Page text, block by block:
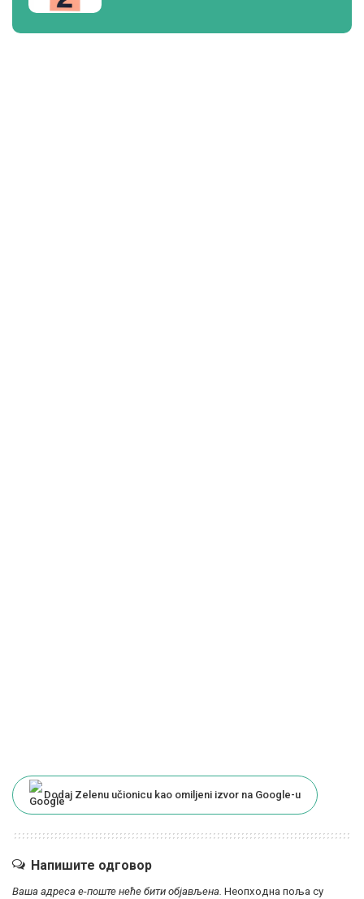
Dodaj Zelenu učionicu kao omiljeni izvor na Google-u
Напишите одговор
Ваша адреса е-поште неће бити објављена. Неопходна поља су